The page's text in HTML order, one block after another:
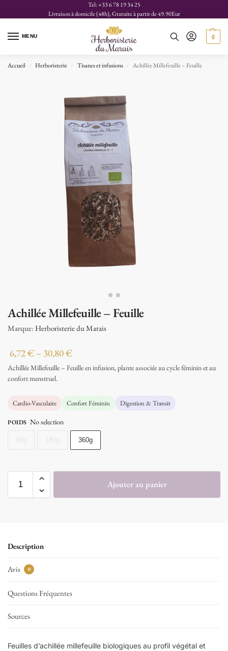
Tel: +33 6 78 19 34 25
Livraison à domicile (48h), Gratuite à partir de 49.90Eur
MENU 0
Accueil / Herboristerie / Tisanes et infusions / Achillée Millefeuille – Feuille
Achillée Millefeuille – Feuille
Marque: Herboristerie du Marais
6,72€ – 30,80€
Achillée Millefeuille – Feuille en infusion, plante associée au cycle féminin et au
confort menstruel.
Cardio-Vasculaire Confort Féminin Digestion & Transit
POIDS No selection
360g
Ajouter au panier
Description
Avis 0
Questions Fréquentes
Sources
Feuilles d’achillée millefeuille biologiques au profil végétal et